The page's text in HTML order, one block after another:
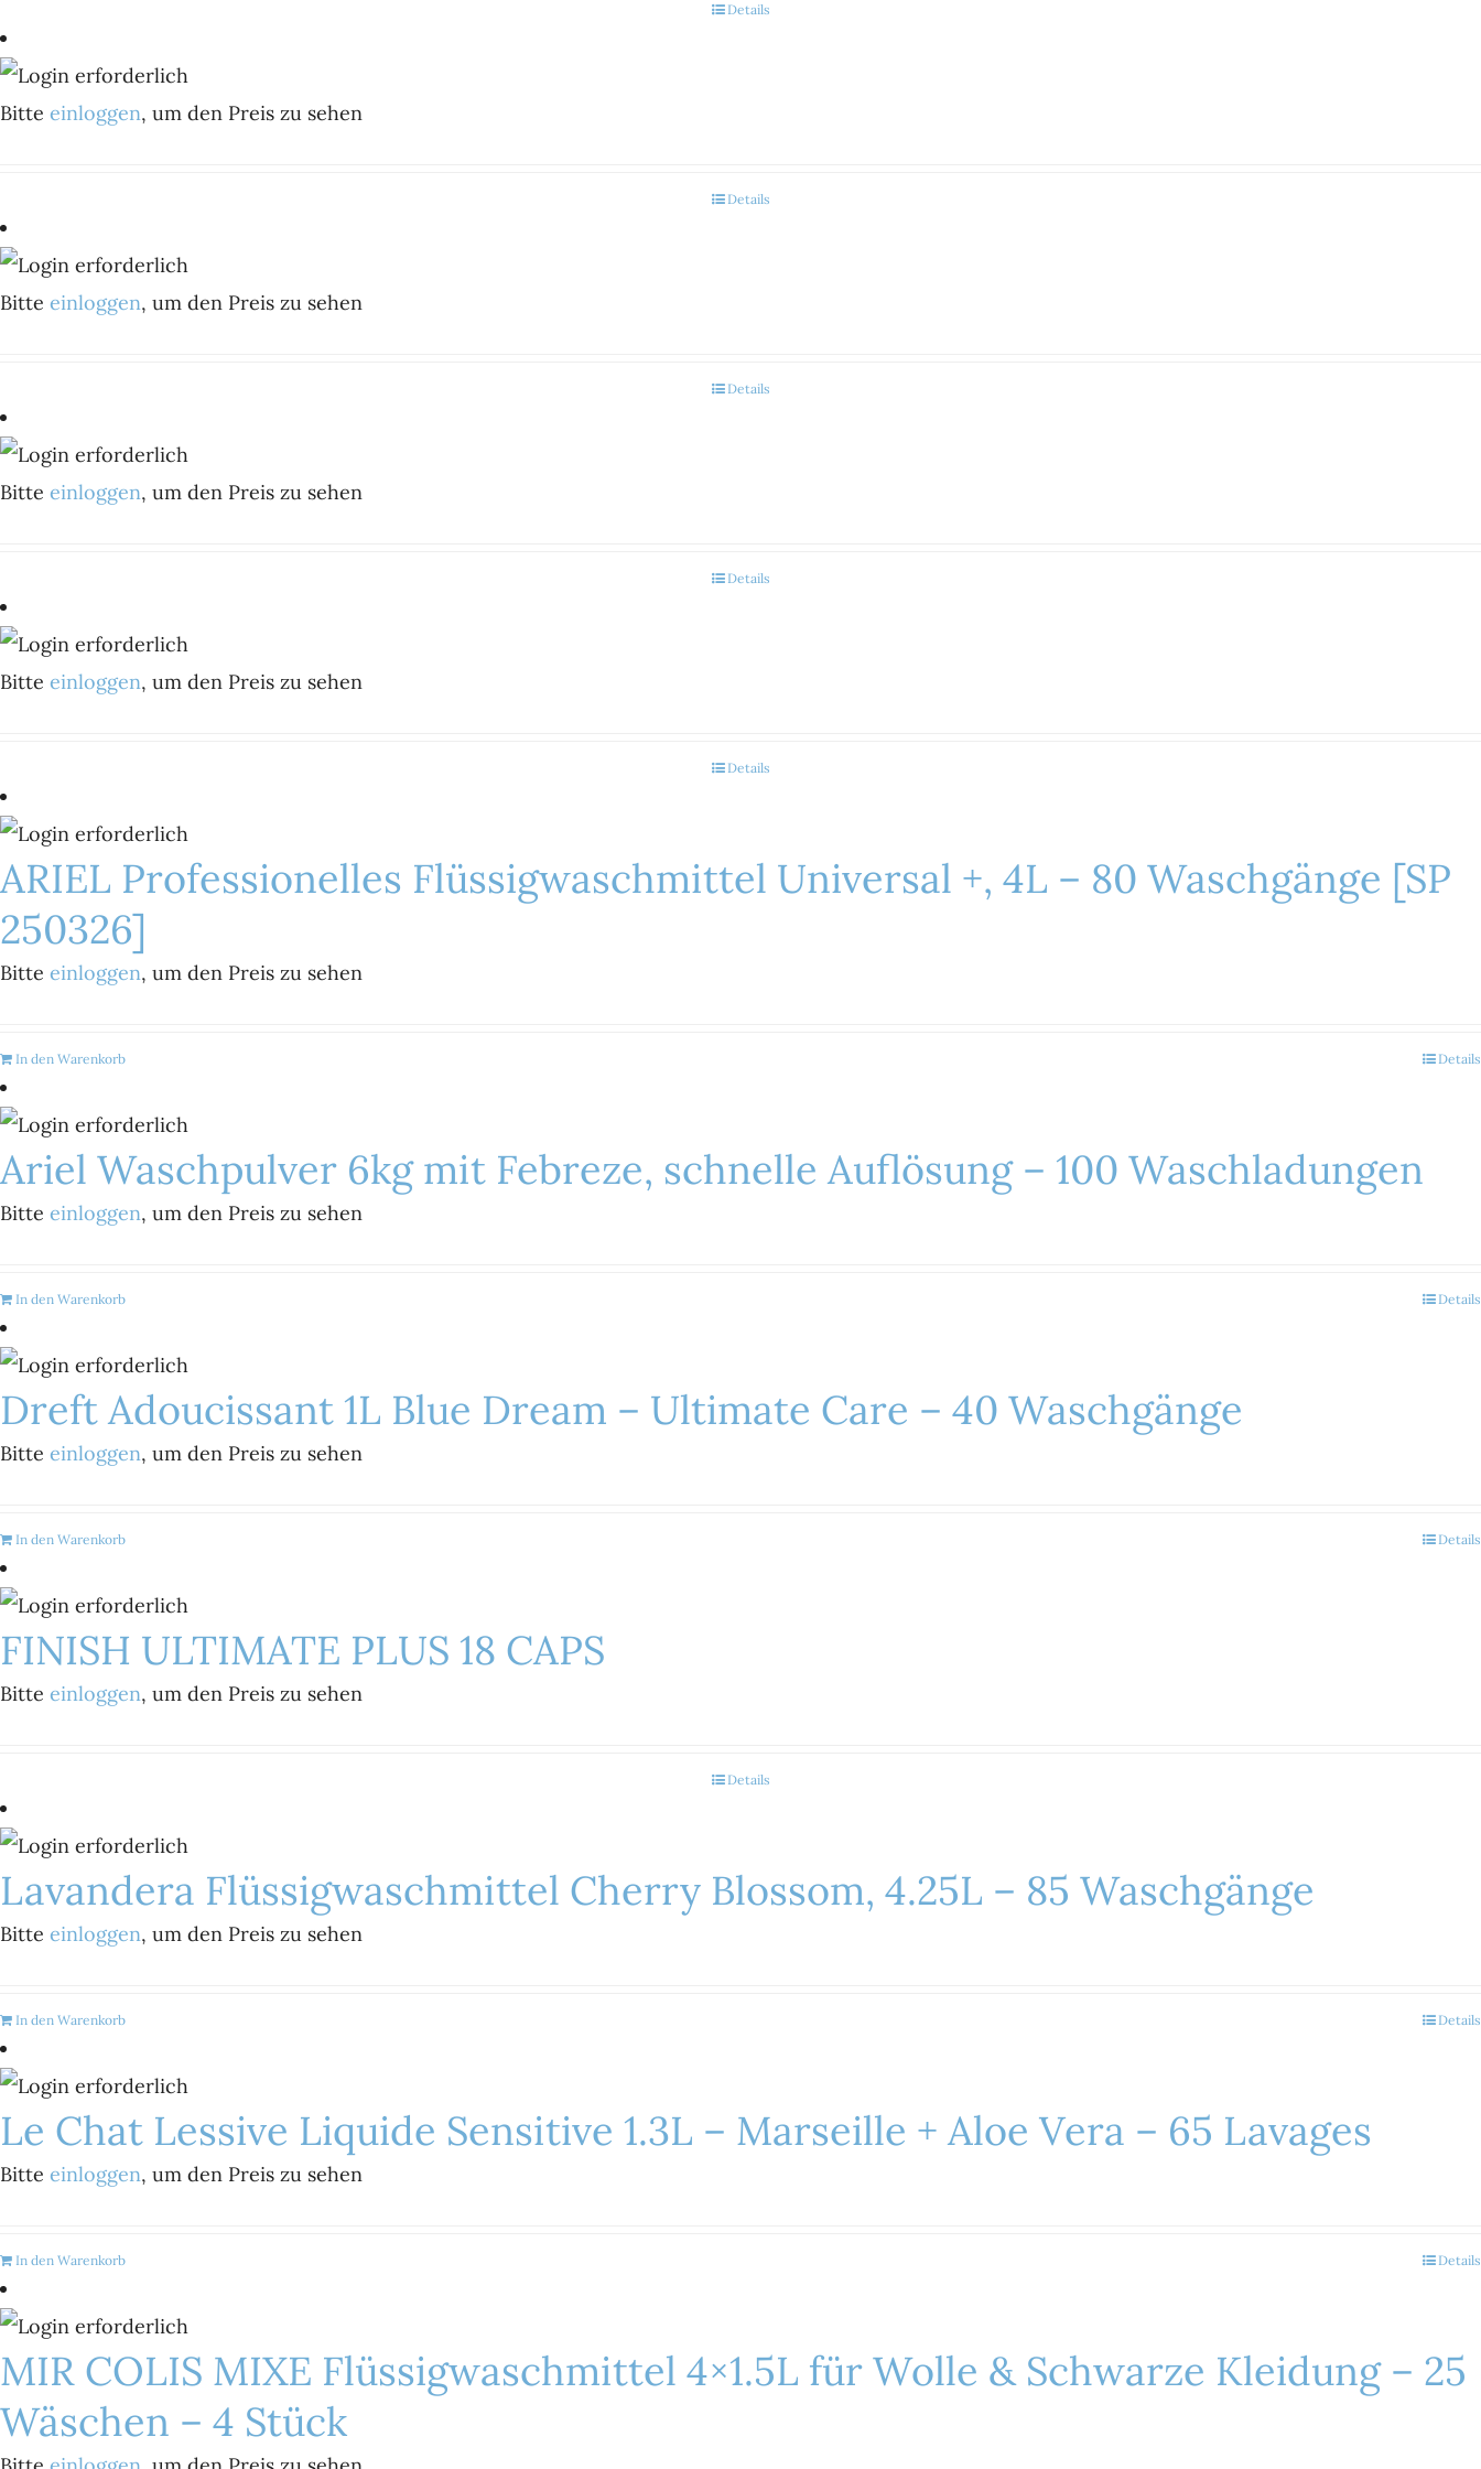
Details
Bitte einloggen, um den Preis zu sehen
Details
Bitte einloggen, um den Preis zu sehen
Details
Bitte einloggen, um den Preis zu sehen
Details
Bitte einloggen, um den Preis zu sehen
Details
ARIEL Professionelles Flüssigwaschmittel Universal +, 4L – 80 Waschgänge [SP
250326]
Bitte einloggen, um den Preis zu sehen
In den Warenkorb Details
Ariel Waschpulver 6kg mit Febreze, schnelle Auflösung – 100 Waschladungen
Bitte einloggen, um den Preis zu sehen
In den Warenkorb Details
Dreft Adoucissant 1L Blue Dream – Ultimate Care – 40 Waschgänge
Bitte einloggen, um den Preis zu sehen
In den Warenkorb Details
FINISH ULTIMATE PLUS 18 CAPS
Bitte einloggen, um den Preis zu sehen
Details
Lavandera Flüssigwaschmittel Cherry Blossom, 4.25L – 85 Waschgänge
Bitte einloggen, um den Preis zu sehen
In den Warenkorb Details
Le Chat Lessive Liquide Sensitive 1.3L – Marseille + Aloe Vera – 65 Lavages
Bitte einloggen, um den Preis zu sehen
In den Warenkorb Details
MIR COLIS MIXE Flüssigwaschmittel 4×1.5L für Wolle & Schwarze Kleidung – 25
Wäschen – 4 Stück